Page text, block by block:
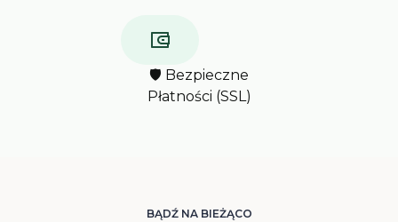
🛡️ Bezpieczne
Płatności (SSL)
BĄDŹ NA BIEŻĄCO